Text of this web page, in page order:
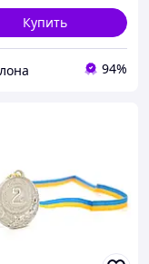
Купить
94%